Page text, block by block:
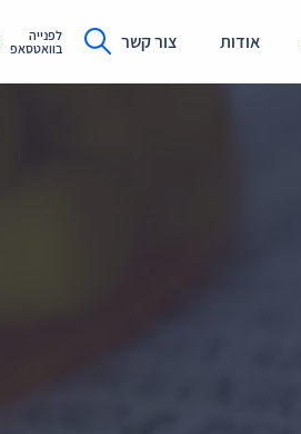
אודות צור קשר
לפנייה
בוואטסאפ